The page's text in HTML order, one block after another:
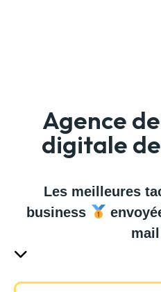
Agence
digitale
Les meilleures
business
mail